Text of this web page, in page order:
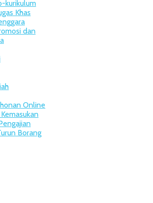
kurikulum
Khas
dan
Online
Borang